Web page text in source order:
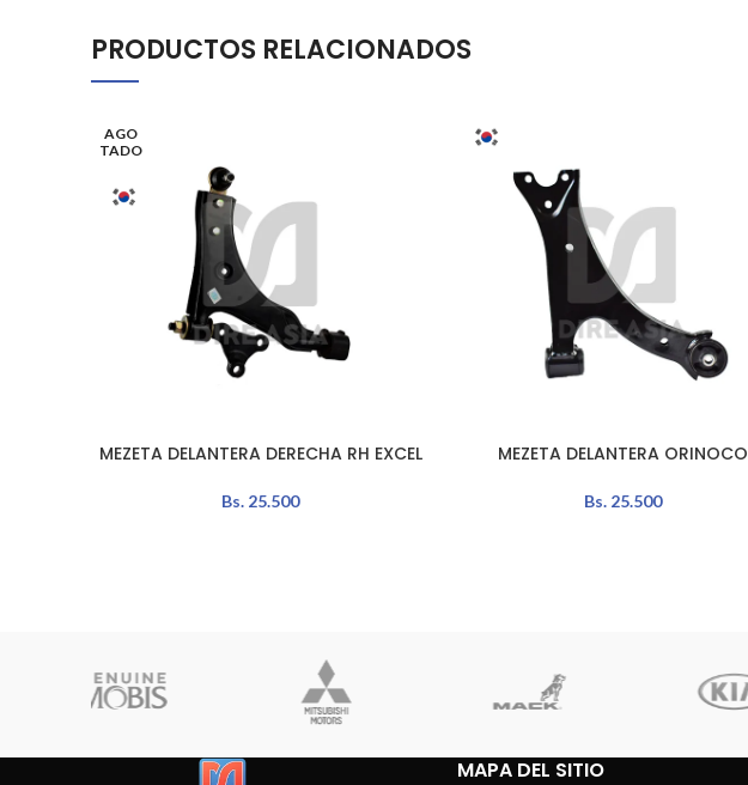
PRODUCTOS RELACIONADOS
AGO
TADO
LEER MÁS
MEZETA DELANTERA DERECHA RH EXCEL
Bs. 25.500
AÑADIR AL CARRITO
MEZETA DELANTERA ORINOCO
Bs. 25.500
MAPA DEL SITIO